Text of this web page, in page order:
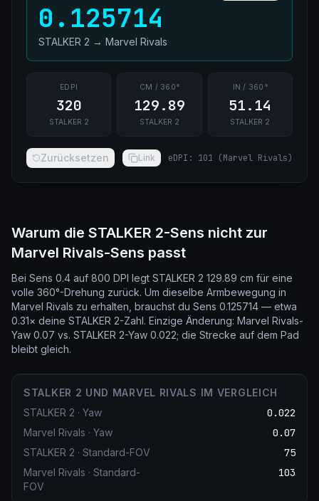
0.125714
STALKER 2 → Marvel Rivals
EDPI
320
STALKER 2
CM / 360°
129.89
STALKER 2
IN / 360°
51.14
STALKER 2
Zurücksetzen Link eDPI : 101 (Marvel Rivals)
Warum die STALKER 2-Sens nicht zur
Marvel Rivals-Sens passt
Bei Sens 0.4 auf 800 DPI legt STALKER 2 129.89 cm für eine
volle 360°-Drehung zurück. Um dieselbe Armbewegung in
Marvel Rivals zu erhalten, brauchst du Sens 0.125714 — etwa
0.31× deine STALKER 2-Zahl. Einzige Änderung: Marvel Rivals-
Yaw 0.07 vs. STALKER 2-Yaw 0.022; die Strecke auf dem Pad
bleibt gleich.
STALKER 2 UND MARVEL RIVALS IM VERGLEICH
STALKER 2 · Yaw 0.022
Marvel Rivals · Yaw 0.07
STALKER 2 · Standard-FOV 75
Marvel Rivals · Standard-
FOV
103